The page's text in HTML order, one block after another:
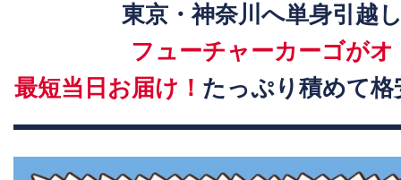
東京・神奈川へ単身引越
フューチャーカーゴがオ
最短当日お届け！ たっぷり積めて